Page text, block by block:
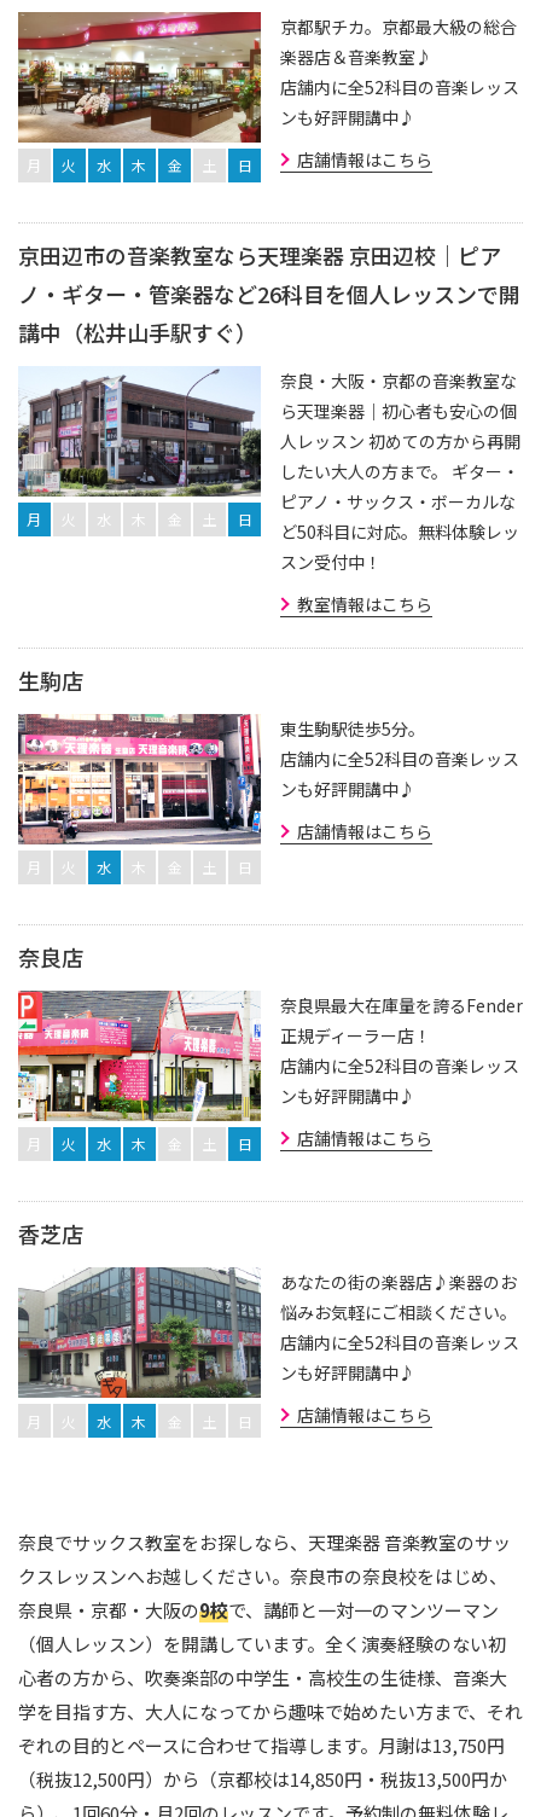
月 火 水 木 金 土 日
京都駅チカ。京都最大級の総合
楽器店＆音楽教室♪
店舗内に全52科目の音楽レッス
ンも好評開講中♪
店舗情報はこちら
京田辺市の音楽教室なら天理楽器 京田辺校｜ピア
ノ・ギター・管楽器など26科目を個人レッスンで開
講中（松井山手駅すぐ）
月 火 水 木 金 土 日
奈良・大阪・京都の音楽教室な
ら天理楽器｜初心者も安心の個
人レッスン 初めての方から再開
したい大人の方まで。 ギター・
ピアノ・サックス・ボーカルな
ど50科目に対応。無料体験レッ
スン受付中！
教室情報はこちら
生駒店
月 火 水 木 金 土 日
東生駒駅徒歩5分。
店舗内に全52科目の音楽レッス
ンも好評開講中♪
店舗情報はこちら
奈良店
月 火 水 木 金 土 日
奈良県最大在庫量を誇るFender
正規ディーラー店！
店舗内に全52科目の音楽レッス
ンも好評開講中♪
店舗情報はこちら
香芝店
月 火 水 木 金 土 日
あなたの街の楽器店♪楽器のお
悩みお気軽にご相談ください。
店舗内に全52科目の音楽レッス
ンも好評開講中♪
店舗情報はこちら
奈良でサックス教室をお探しなら、天理楽器 音楽教室のサッ
クスレッスンへお越しください。奈良市の奈良校をはじめ、
奈良県・京都・大阪の9校で、講師と一対一のマンツーマン
（個人レッスン）を開講しています。全く演奏経験のない初
心者の方から、吹奏楽部の中学生・高校生の生徒様、音楽大
学を目指す方、大人になってから趣味で始めたい方まで、それ
ぞれの目的とペースに合わせて指導します。月謝は13,750円
（税抜12,500円）から（京都校は14,850円・税抜13,500円か